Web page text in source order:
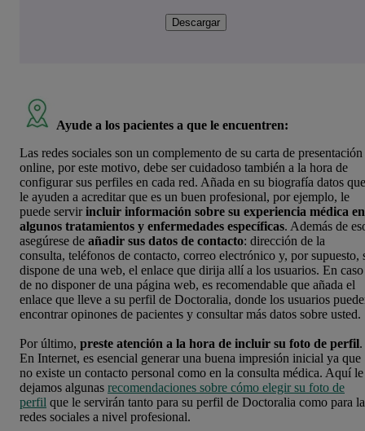
Descargar
Ayude a los pacientes a que le encuentren:
Las redes sociales son un complemento de su carta de presentación
online, por este motivo, debe ser cuidadoso también a la hora de
configurar sus perfiles en cada red. Añada en su biografía datos que
le ayuden a acreditar que es un buen profesional, por ejemplo, le
puede servirincluir información sobre su experiencia médica en
algunos tratamientos y enfermedades específicas. Además de
asegúrese de añadir sus datos de contacto: dirección de la
consulta, teléfonos de contacto, correo electrónico y, por supuesto,
dispone de una web, el enlace que dirija allí a los usuarios. En caso
de no disponer de una página web, es recomendable que añada el
enlace que lleve a su perfil de Doctoralia, donde los usuarios
encontrar opinones de pacientes y consultar más datos sobre usted.
Por último, preste atención a la hora de incluir su foto de perfil.
En Internet, es esencial generar una buena impresión inicial ya que
no existe un contacto personal como en la consulta médica. Aquí le
dejamos algunas recomendaciones sobre cómo elegir su foto de
perfil que le servirán tanto para su perfil de Doctoralia como para
redes sociales a nivel profesional.